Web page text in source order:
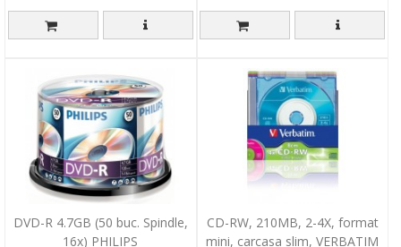
DVD-R 4.7GB (50 buc. Spindle,
16x) PHILIPS
CD-RW, 210MB, 2-4X, format
mini, carcasa slim, VERBATIM